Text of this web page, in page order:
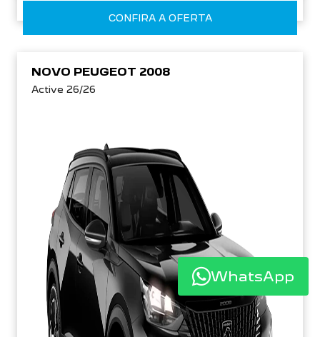
CONFIRA A OFERTA
NOVO PEUGEOT 2008
Active 26/26
WhatsApp